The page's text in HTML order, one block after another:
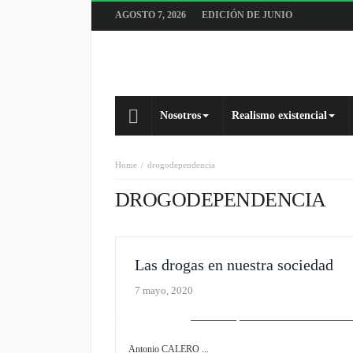
AGOSTO 7, 2026 EDICIÓN DE JUNIO
Nosotros Realismo existencial
Home drogodependencia
DROGODEPENDENCIA
Las drogas en nuestra sociedad
7 mayo, 2020
Antonio CALERO ...